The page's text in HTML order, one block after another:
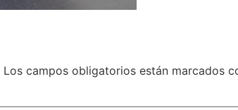
Los campos obligatorios están marcados